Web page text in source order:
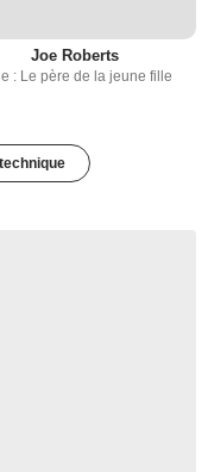
Joe Roberts
: Le père de la jeune fille